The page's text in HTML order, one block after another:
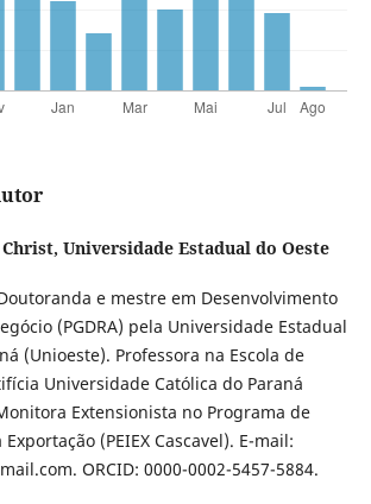
Universidade Estadual do Oeste
e mestre em Desenvolvimento
(PGDRA) pela Universidade Estadual
(Unioeste). Professora na Escola de
Universidade Católica do Paraná
Extensionista no Programa de
(PEIEX Cascavel). E-mail:
ORCID: 0000-0002-5457-5884.